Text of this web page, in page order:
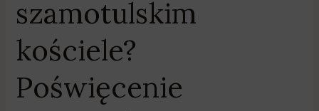
szamotulskim
kościele?
Poświęcenie